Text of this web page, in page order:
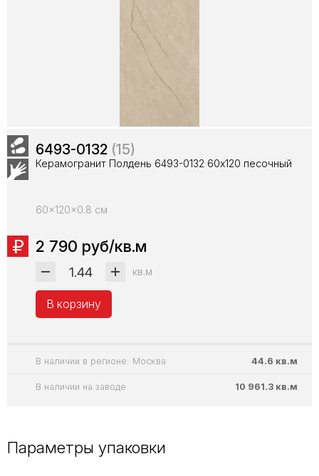
6493-0132 (15)
Керамогранит Полдень 6493-0132 60х120 песочный
60x120x0.8 см
2 790 руб/кв.м
кв.м
В корзину
В наличии в регионе: Москва 44.6 кв.м
В наличии на заводе 10 961.3 кв.м
Параметры упаковки